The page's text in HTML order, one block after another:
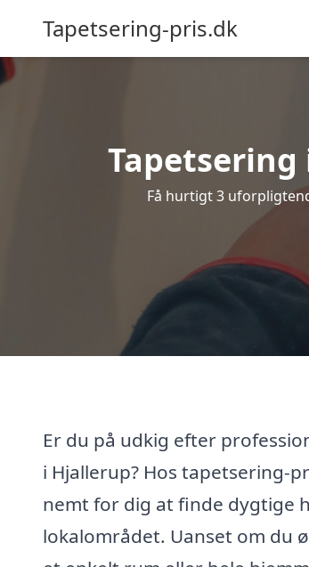
Tapetsering-pris.dk
Få hurtigt 3
Er du på udkig efter
i Hjallerup? Hos tapetsering-
nemt for dig at finde dygtige
lokalområdet. Uanset om du